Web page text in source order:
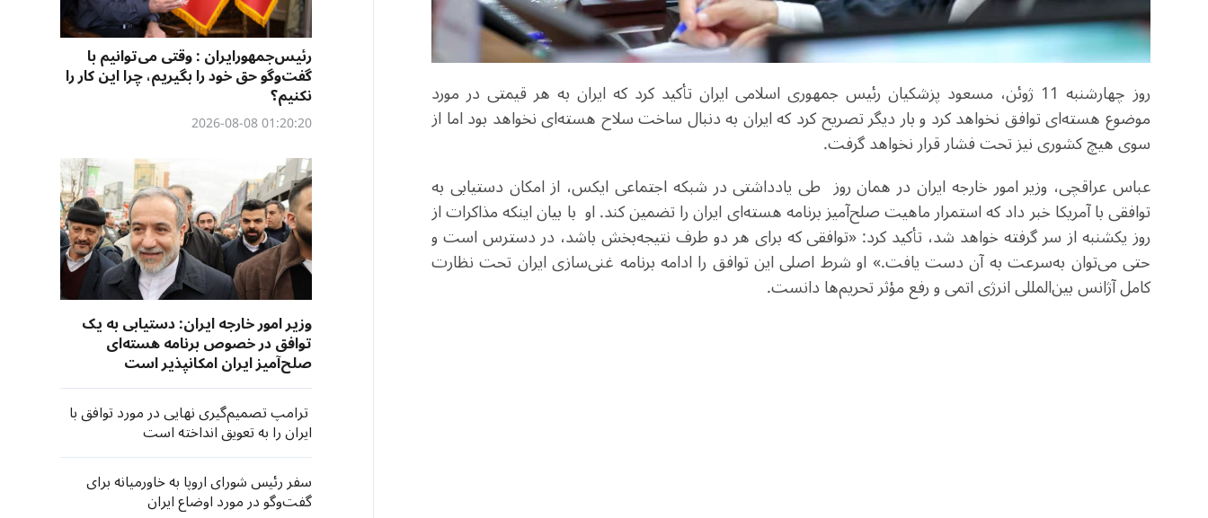
روز چهارشنبه 11 ژوئن، مسعود پزشکیان رئیس ‌جمهوری اسلامی ایران تأکید کرد که ایران به هر قیمتی در مورد
موضوع هسته‌ای توافق نخواهد کرد و بار دیگر تصریح کرد که ایران به دنبال ساخت سلاح هسته‌ای نخواهد بود اما از
سوی هیچ کشوری نیز تحت فشار قرار نخواهد گرفت.
عباس عراقچی، وزیر امور خارجه ایران در همان روز طی یادداشتی در شبکه اجتماعی ایکس، از امکان دستیابی به
توافقی با آمریکا خبر داد که استمرار ماهیت صلح‌آمیز برنامه هسته‌ای ایران را تضمین کند. او با بیان اینکه مذاکرات از
روز یکشنبه از سر گرفته خواهد شد، تأکید کرد: «توافقی که برای هر دو طرف نتیجه‌بخش باشد، در دسترس است و
حتی می‌توان به‌سرعت به آن دست یافت.» او شرط اصلی این توافق را ادامه برنامه غنی‌سازی ایران تحت نظارت
کامل آژانس بین‌المللی انرژی اتمی و رفع مؤثر تحریم‌ها دانست.
رئیس‌جمهورایران : وقتی می‌توانیم با
گفت‌وگو حق خود را بگیریم، چرا این کار را
نکنیم؟
01:20:20 2026-08-08
وزیر امور خارجه ایران: دستیابی به یک
توافق در خصوص برنامه هسته‌ای
صلح‌آمیز ایران امکانپذیر است
ترامپ تصمیم‌گیری نهایی در مورد توافق با
ایران را به تعویق انداخته است
سفر رئیس شورای اروپا به خاورمیانه برای
گفت‌وگو در مورد اوضاع ایران